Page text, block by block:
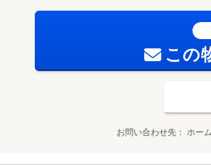
この
お問い合わせ先 ホー